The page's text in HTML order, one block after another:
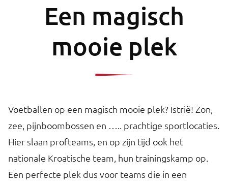
Een magisch
mooie plek
Voetballen op een magisch mooie plek? Istrië! Zon,
zee, pijnboombossen en ….. prachtige sportlocaties.
Hier slaan profteams, en op zijn tijd ook het
nationale Kroatische team, hun trainingskamp op.
Een perfecte plek dus voor teams die in een